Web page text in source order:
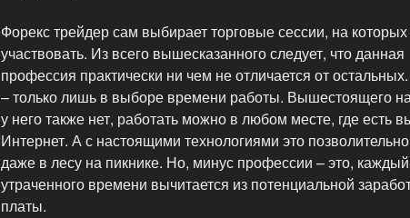
Форекс трейдер сам выбирает торговые сессии, на
участвовать. Из всего вышесказанного следует, что данная
профессия практически ни чем не отличается от
– только лишь в выборе времени работы. Вышестоящего
у него также нет, работать можно в любом месте, где есть
Интернет. А с настоящими технологиями это
даже в лесу на пикнике. Но, минус профессии – это,
утраченного времени вычитается из потенциальной
платы.